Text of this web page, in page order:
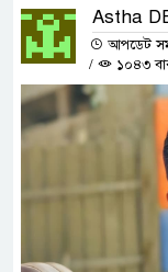
Astha
আপডেট
/
১০৪৩